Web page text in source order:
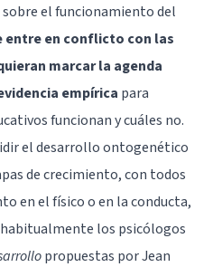
el funcionamiento del
entre en conflicto con las
marcar la agenda
empírica para
funcionan y cuáles no.
el desarrollo ontogenético
de crecimiento, con todos
en el físico o en la conducta,
los psicólogos
propuestas porJean